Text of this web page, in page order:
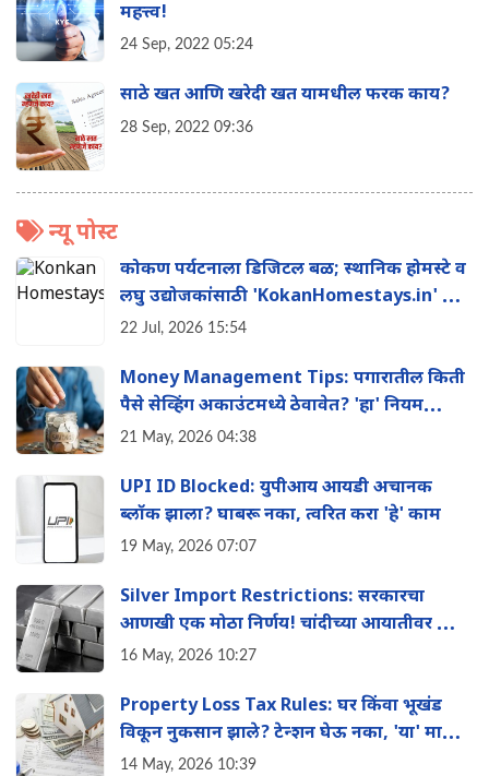
महत्त्व!
24 Sep, 2022 05:24
साठे खत आणि खरेदी खत यामधील फरक काय?
28 Sep, 2022 09:36
न्यू पोस्ट
कोकण पर्यटनाला डिजिटल बळ; स्थानिक होमस्टे व
लघु उद्योजकांसाठी 'KokanHomestays.in' ची
सुरुवात
22 Jul, 2026 15:54
Money Management Tips: पगारातील किती
पैसे सेव्हिंग अकाउंटमध्ये ठेवावेत? 'हा' नियम
तुम्हाला बनवेल श्रीमंत
21 May, 2026 04:38
UPI ID Blocked: युपीआय आयडी अचानक
ब्लॉक झाला? घाबरू नका, त्वरित करा 'हे' काम
19 May, 2026 07:07
Silver Import Restrictions: सरकारचा
आणखी एक मोठा निर्णय! चांदीच्या आयातीवर आता
मोठी मर्यादा
16 May, 2026 10:27
Property Loss Tax Rules: घर किंवा भूखंड
विकून नुकसान झाले? टेन्शन घेऊ नका, 'या' मार्गाने
वाचवू शकता तुमचा इन्कम टॅक्स
14 May, 2026 10:39